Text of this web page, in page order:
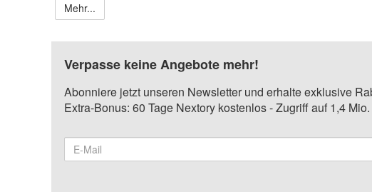
Mehr...
Verpasse keine Angebote mehr!
Abonniere jetzt unseren Newsletter und erhalte exklusive
Extra-Bonus: 60 Tage Nextory kostenlos - Zugriff auf 1,4